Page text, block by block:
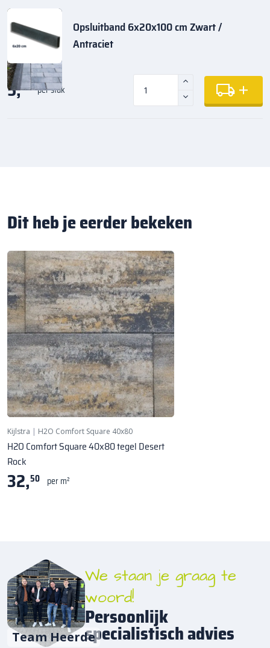
Opsluitband 6x20x100 cm Zwart /
Antraciet
5,35 per stuk
Dit heb je eerder bekeken
Kijlstra | H2O Comfort Square 40x80
H2O Comfort Square 40x80 tegel Desert
Rock
32,50 per m²
Team Heerde
We staan je graag te
woord!
Persoonlijk
specialistisch advies